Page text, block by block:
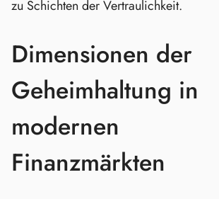
zu Schichten der Vertraulichkeit.
Dimensionen der
Geheimhaltung in
modernen
Finanzmärkten